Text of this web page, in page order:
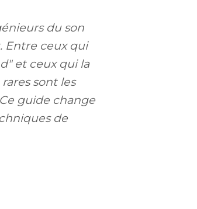
du son
Entre ceux qui
et ceux qui la
sont les
guide change
de